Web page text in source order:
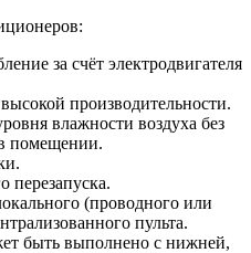
за счёт электродвигателя
производительности.
влажности воздуха без
помещении.
перезапуска.
(проводного или
пульта.
быть выполнено с нижней,